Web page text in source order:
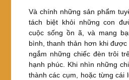
Và chính những sản phẩm
tách biệt khỏi những con
cuộc sống ồn ã, và mang
bình, thanh thản hơn khi được
ngắm những chiếc đèn trôi
hạnh phúc. Khi nhìn những
thành các cụm, hoặc từng cái